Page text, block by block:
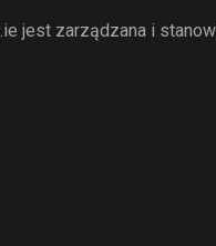
jest zarządzana i